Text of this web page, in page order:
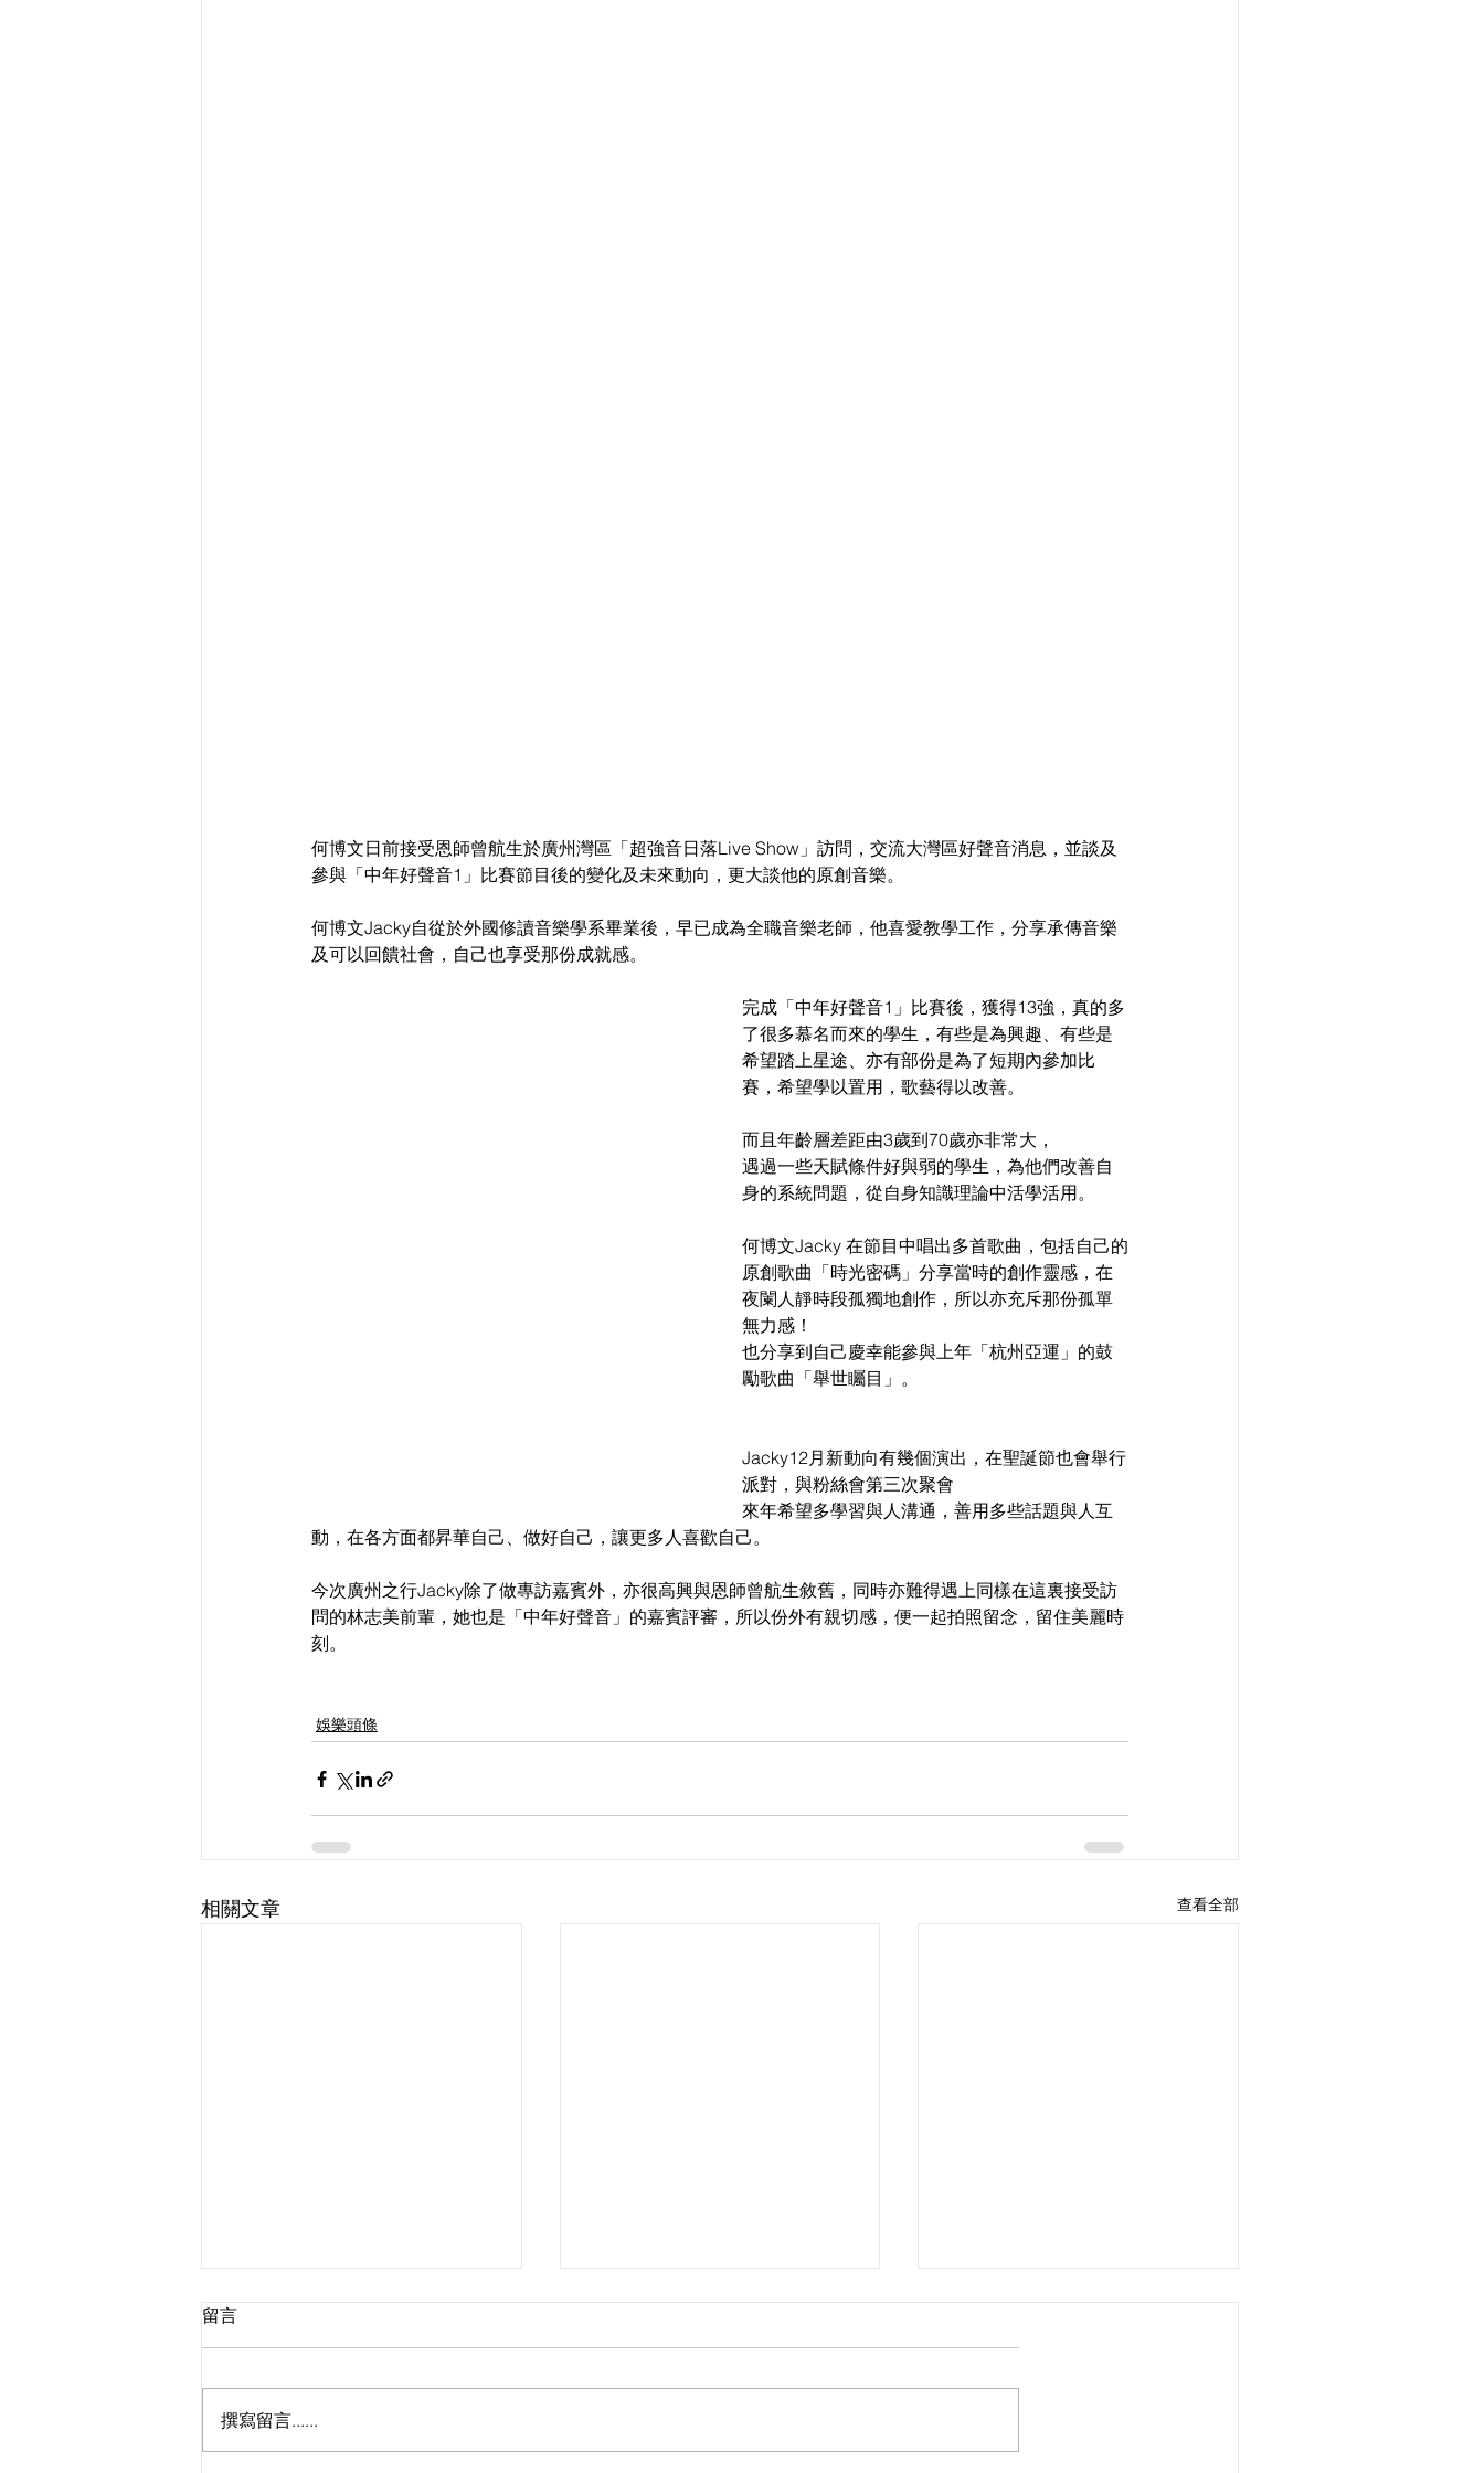
何博文日前接受恩師曾航生於廣州灣區「超強音日落Live Show」訪問，交流大灣區好聲音消息，並談及
參與「中年好聲音1」比賽節目後的變化及未來動向，更大談他的原創音樂。
何博文Jacky自從於外國修讀音樂學系畢業後，早已成為全職音樂老師，他喜愛教學工作，分享承傳音樂
及可以回饋社會，自己也享受那份成就感。
完成「中年好聲音1」比賽後，獲得13強，真的多
了很多慕名而來的學生，有些是為興趣、有些是
希望踏上星途、亦有部份是為了短期內參加比
賽，希望學以置用，歌藝得以改善。
而且年齡層差距由3歲到70歲亦非常大，
遇過一些天賦條件好與弱的學生，為他們改善自
身的系統問題，從自身知識理論中活學活用。
何博文Jacky 在節目中唱出多首歌曲，包括自己的
原創歌曲「時光密碼」分享當時的創作靈感，在
夜闌人靜時段孤獨地創作，所以亦充斥那份孤單
無力感！
也分享到自己慶幸能參與上年「杭州亞運」的鼓
勵歌曲「舉世矚目」。
Jacky12月新動向有幾個演出，在聖誕節也會舉行
派對，與粉絲會第三次聚會
來年希望多學習與人溝通，善用多些話題與人互
動，在各方面都昇華自己、做好自己，讓更多人喜歡自己。
今次廣州之行Jacky除了做專訪嘉賓外，亦很高興與恩師曾航生敘舊，同時亦難得遇上同樣在這裏接受訪
問的林志美前輩，她也是「中年好聲音」的嘉賓評審，所以份外有親切感，便一起拍照留念，留住美麗時
刻。
娛樂頭條
相關文章 查看全部
留言
撰寫留言......